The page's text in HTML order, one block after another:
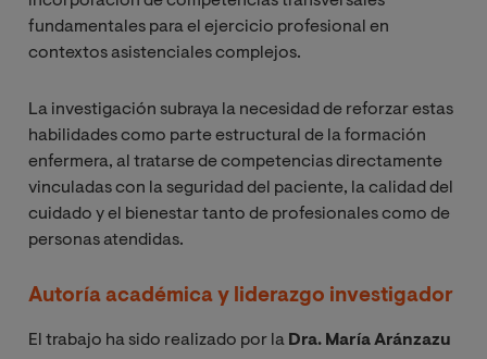
fundamentales para el ejercicio profesional en
contextos asistenciales complejos.
La investigación subraya la necesidad de reforzar estas
habilidades como parte estructural de la formación
enfermera, al tratarse de competencias directamente
vinculadas con la seguridad del paciente, la calidad del
cuidado y el bienestar tanto de profesionales como de
personas atendidas.
Autoría académica y liderazgo investigador
El trabajo ha sido realizado por la Dra. María Aránzazu